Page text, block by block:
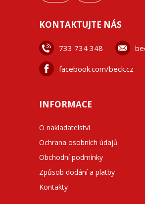
KONTAKTUJTE NÁS
733 734 348
facebook.com/beck.cz
INFORMACE
O nakladatelství
Ochrana osobních údajů
Obchodní podmínky
Způsob dodání a platby
Kontakty